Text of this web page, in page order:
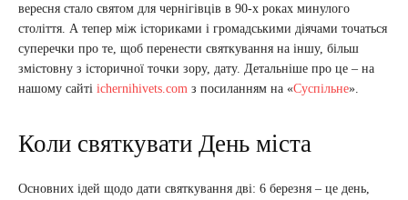
вересня стало святом для чернігівців в 90-х роках минулого
століття. А тепер між істориками і громадськими діячами точаться
суперечки про те, щоб перенести святкування на іншу, більш
змістовну з історичної точки зору, дату. Детальніше про це – на
нашому сайті ichernihivets.com з посиланням на «Суспільне».
Коли святкувати День міста
Основних ідей щодо дати святкування дві: 6 березня – це день,